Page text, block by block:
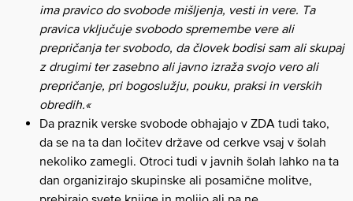
ima pravico do svobode mišljenja, vesti in vere. Ta
pravica vključuje svobodo spremembe vere ali
prepričanja ter svobodo, da človek bodisi sam ali skupaj
z drugimi ter zasebno ali javno izraža svojo vero ali
prepričanje, pri bogoslužju, pouku, praksi in verskih
obredih.«
Da praznik verske svobode obhajajo v ZDA tudi tako,
da se na ta dan ločitev države od cerkve vsaj v šolah
nekoliko zamegli. Otroci tudi v javnih šolah lahko na ta
dan organizirajo skupinske ali posamične molitve,